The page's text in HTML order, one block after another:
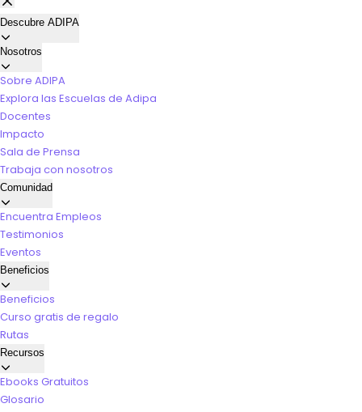
Descubre ADIPA
Nosotros
Sobre ADIPA
Explora las Escuelas de Adipa
Docentes
Impacto
Sala de Prensa
Trabaja con nosotros
Comunidad
Encuentra Empleos
Testimonios
Eventos
Beneficios
Beneficios
Curso gratis de regalo
Rutas
Recursos
Ebooks Gratuitos
Glosario